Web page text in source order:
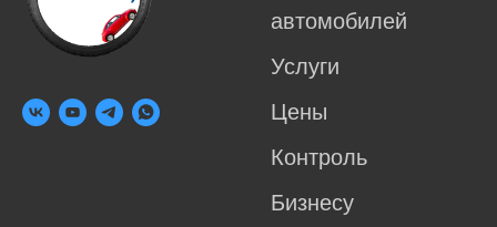
автомобилей
Услуги
Цены
Контроль
Бизнесу